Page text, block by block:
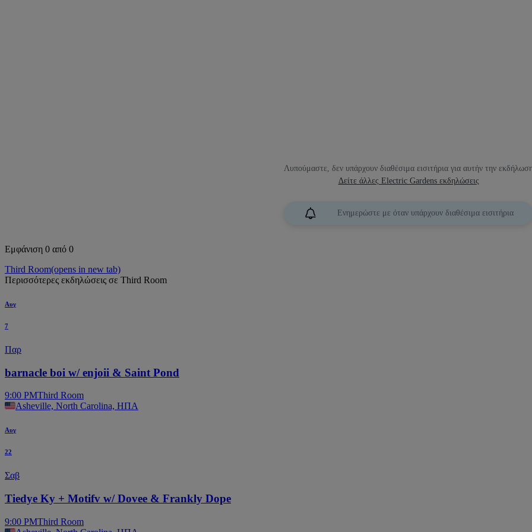
Λυπούμαστε, δεν υπάρχουν διαθέσιμα εισιτήρια για αυτήν την
Δείτε άλλες Electric Gardens εκδηλώσεις
Ενημερώστε με όταν υπάρχουν διαθέσιμα εισιτήρια
Εμφάνιση 0 από 0
Third Room(opens in new tab)
Περισσότερες εκδηλώσεις σε Third Room
Αυγ
7
Παρ
barnacle boi w/ enjoii & Saint Pond
9:00 PMThird Room
Asheville, North Carolina, ΗΠΑ
Αυγ
22
Σαβ
Tiedye Ky + Motifv w/ Dovee & Frankly Dope
9:00 PMThird Room